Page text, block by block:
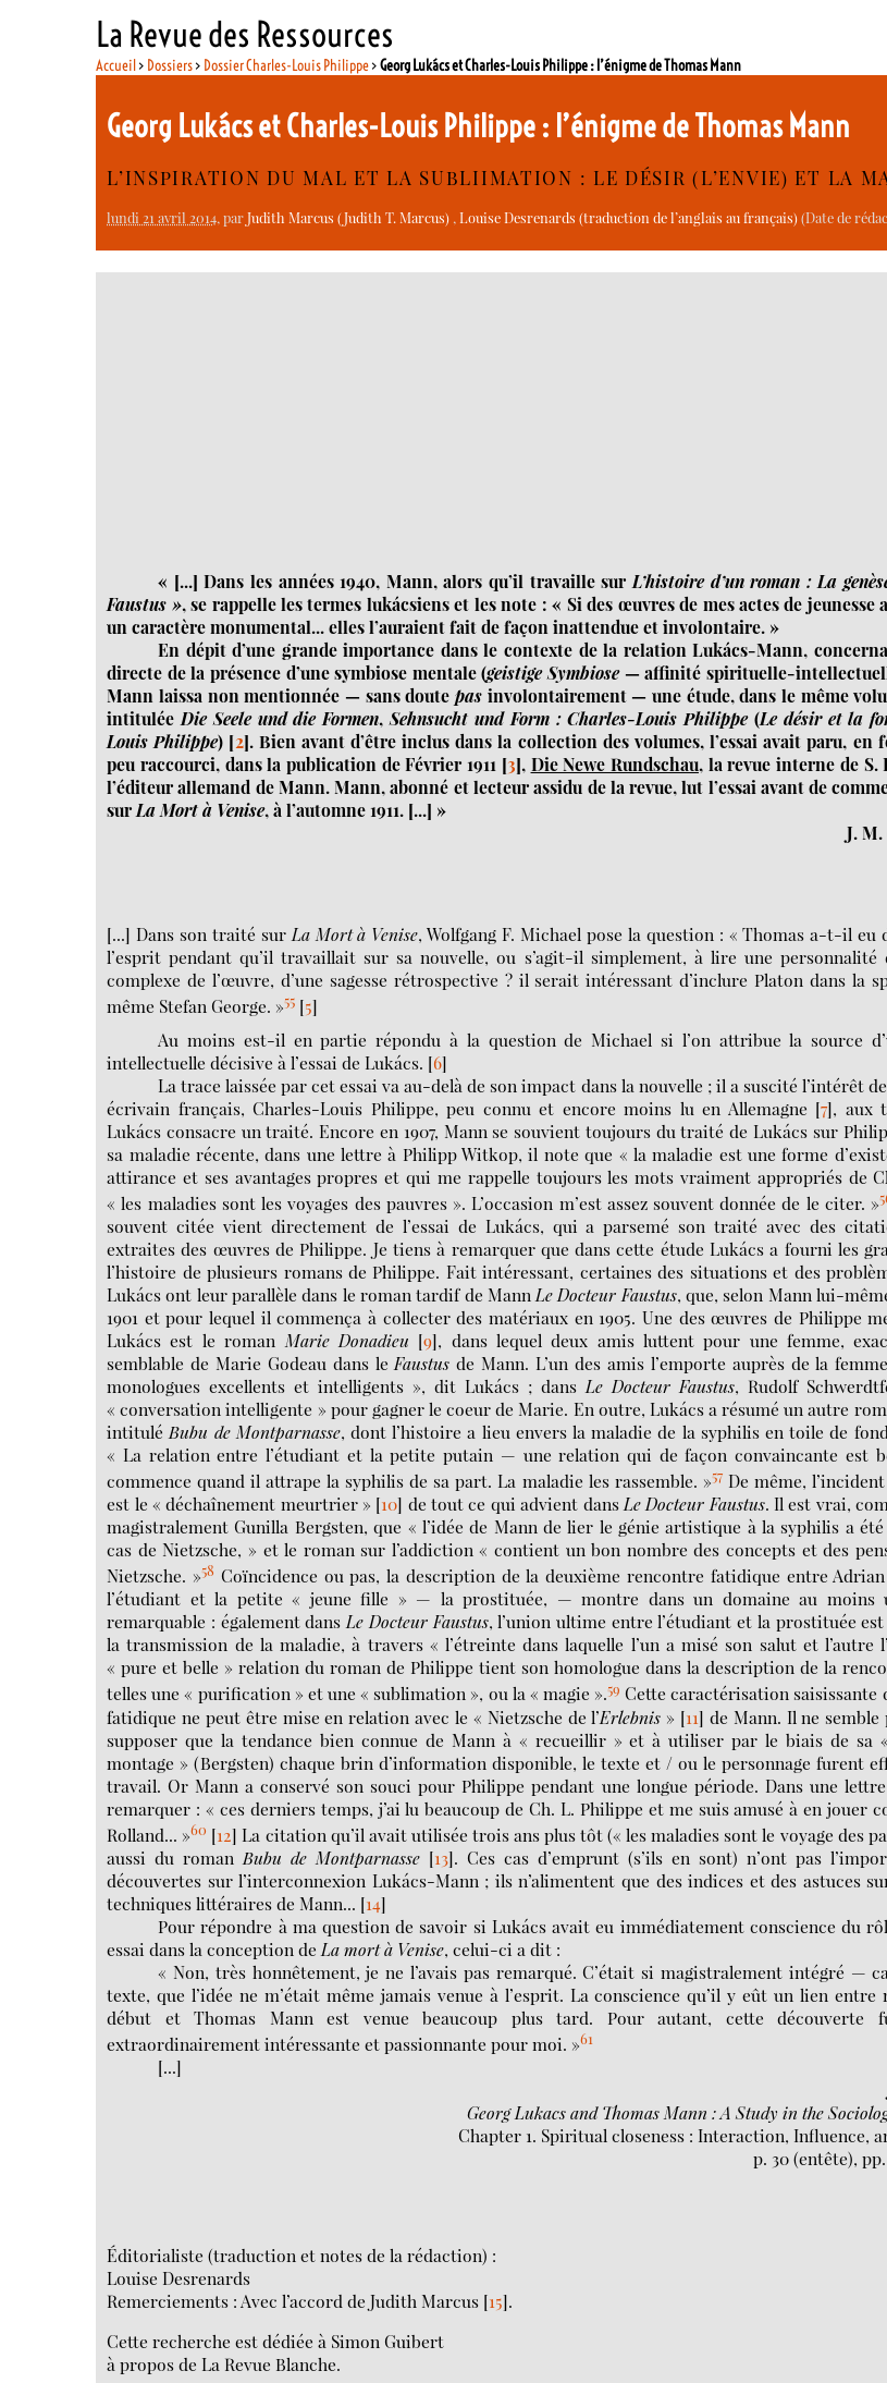
La Revue des Ressources
Accueil> Dossiers> Dossier Charles-Louis Philippe>Georg Lukács et Charles-Louis Philippe : l’énigme de Thomas Mann
Georg Lukács et Charles-Louis Philippe : l’énigme de Thomas Mann
L’INSPIRATION DU MAL ET LA SUBLIIMATION : LE DÉSIR (L’ENVIE) ET LA
lundi 21 avril 2014, parJudith Marcus (Judith T. Marcus) ,Louise Desrenards (traduction de l’anglais au français)(Date de
« [...] Dans les années 1940, Mann, alors qu’il travaille sur L’histoire d’un roman : La
Faustus », se rappelle les termes lukácsiens et les note : « Si des œuvres de mes actes de jeunesse
un caractère monumental... elles l’auraient fait de façon inattendue et involontaire. »
En dépit d’une grande importance dans le contexte de la relation Lukács-Mann,
directe de la présence d’une symbiose mentale (geistige Symbiose— affinité spirituelle-
Mann laissa non mentionnée — sans doute pasinvolontairement — une étude, dans le même
intitulée Die Seele und die Formen,Sehnsucht und Form : Charles-Louis Philippe(Le désir et la
Louis Philippe) [2]. Bien avant d’être inclus dans la collection des volumes, l’essai avait paru, en
peu raccourci, dans la publication de Février 1911 [3], Die Newe Rundschau, la revue interne de S.
l’éditeur allemand de Mann. Mann, abonné et lecteur assidu de la revue, lut l’essai avant de
sur La Mort à Venise, à l’automne 1911. [...] »
J.
[...] Dans son traité sur La Mort à Venise, Wolfgang F. Michael pose la question : « Thomas a-t-il eu
l’esprit pendant qu’il travaillait sur sa nouvelle, ou s’agit-il simplement, à lire une personnalité
complexe de l’œuvre, d’une sagesse rétrospective ? il serait intéressant d’inclure Platon dans la
même Stefan George. »55 [5]
Au moins est-il en partie répondu à la question de Michael si l’on attribue la source
intellectuelle décisive à l’essai de Lukács. [6]
La trace laissée par cet essai va au-delà de son impact dans la nouvelle ; il a suscité l’intérêt
écrivain français, Charles-Louis Philippe, peu connu et encore moins lu en Allemagne [7], aux
Lukács consacre un traité. Encore en 1907, Mann se souvient toujours du traité de Lukács sur
sa maladie récente, dans une lettre à Philipp Witkop, il note que « la maladie est une forme
attirance et ses avantages propres et qui me rappelle toujours les mots vraiment appropriés de
« les maladies sont les voyages des pauvres ». L’occasion m’est assez souvent donnée de le citer. »
souvent citée vient directement de l’essai de Lukács, qui a parsemé son traité avec des
extraites des œuvres de Philippe. Je tiens à remarquer que dans cette étude Lukács a fourni les
l’histoire de plusieurs romans de Philippe. Fait intéressant, certaines des situations et des
Lukács ont leur parallèle dans le roman tardif de Mann Le Docteur Faustus, que, selon Mann lui-
1901 et pour lequel il commença à collecter des matériaux en 1905. Une des œuvres de Philippe
Lukács est le roman Marie Donadieu [9], dans lequel deux amis luttent pour une femme,
semblable de Marie Godeau dans le Faustus de Mann. L’un des amis l’emporte auprès de la
monologues excellents et intelligents », dit Lukács ; dans Le Docteur Faustus, Rudolf
« conversation intelligente » pour gagner le coeur de Marie. En outre, Lukács a résumé un autre
intitulé Bubu de Montparnasse, dont l’histoire a lieu envers la maladie de la syphilis en toile de
« La relation entre l’étudiant et la petite putain — une relation qui de façon convaincante est
commence quand il attrape la syphilis de sa part. La maladie les rassemble. »57De même,
est le « déchaînement meurtrier » [10] de tout ce qui advient dans Le Docteur Faustus. Il est vrai,
magistralement Gunilla Bergsten, que « l’idée de Mann de lier le génie artistique à la syphilis a
cas de Nietzsche, » et le roman sur l’addiction « contient un bon nombre des concepts et des
Nietzsche. »58 Coïncidence ou pas, la description de la deuxième rencontre fatidique entre
l’étudiant et la petite « jeune fille » — la prostituée, — montre dans un domaine au moins
remarquable : également dansLe Docteur Faustus, l’union ultime entre l’étudiant et la prostituée
la transmission de la maladie, à travers « l’étreinte dans laquelle l’un a misé son salut et l’autre
« pure et belle » relation du roman de Philippe tient son homologue dans la description de la
telles une « purification » et une « sublimation », ou la « magie ».59 Cette caractérisation saisissante
fatidique ne peut être mise en relation avec le « Nietzsche de l’Erlebnis » [11] de Mann. Il ne semble
supposer que la tendance bien connue de Mann à « recueillir » et à utiliser par le biais de sa
montage » (Bergsten) chaque brin d’information disponible, le texte et / ou le personnage furent
travail. Or Mann a conservé son souci pour Philippe pendant une longue période. Dans une
remarquer : « ces derniers temps, j’ai lu beaucoup de Ch. L. Philippe et me suis amusé à en jouer
Rolland... »60 [12] La citation qu’il avait utilisée trois ans plus tôt (« les maladies sont le voyage des
aussi du roman Bubu de Montparnasse [13]. Ces cas d’emprunt (s’ils en sont) n’ont pas
découvertes sur l’interconnexion Lukács-Mann ; ils n’alimentent que des indices et des astuces
techniques littéraires de Mann... [14]
Pour répondre à ma question de savoir si Lukács avait eu immédiatement conscience du
essai dans la conception de La mort à Venise, celui-ci a dit :
« Non, très honnêtement, je ne l’avais pas remarqué. C’était si magistralement intégré —
texte, que l’idée ne m’était même jamais venue à l’esprit. La conscience qu’il y eût un lien
début et Thomas Mann est venue beaucoup plus tard. Pour autant, cette découverte
extraordinairement intéressante et passionnante pour moi. »61
[...]
Georg Lukacs and Thomas Mann : A Study in the
Chapter 1. Spiritual closeness : Interaction, Influence,
p. 30 (entête),
Éditorialiste (traduction et notes de la rédaction) :
Louise Desrenards
Remerciements : Avec l’accord de Judith Marcus [15].
Cette recherche est dédiée à Simon Guibert
à propos de La Revue Blanche.